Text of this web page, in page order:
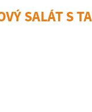
SALÁT S